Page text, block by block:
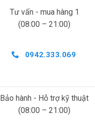
Tư vấn - mua hàng 1
(08:00 – 21:00)
0942.333.069
Bảo hành - Hỗ trợ kỹ thuật
(08:00 – 21:00)